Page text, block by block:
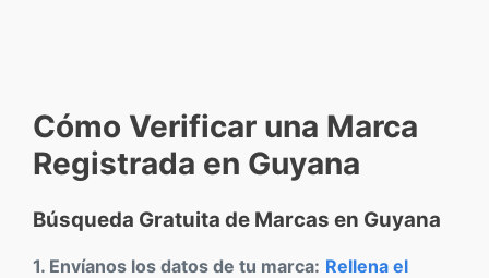
Cómo Verificar una Marca
Registrada en Guyana
Búsqueda Gratuita de Marcas en Guyana
1. Envíanos los datos de tu marca: Rellena el